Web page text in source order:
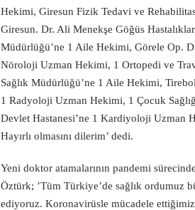
Hekimi, Giresun Fizik Tedavi ve
Giresun. Dr. Ali Menekşe Göğüs
Müdürlüğü’ne 1 Aile Hekimi, Görele Op.
Nöroloji Uzman Hekimi, 1 Ortopedi ve
Sağlık Müdürlüğü’ne 1 Aile Hekimi,
1 Radyoloji Uzman Hekimi, 1 Çocuk
Devlet Hastanesi’ne 1 Kardiyoloji Uzman
Hayırlı olmasını dilerim’ dedi.
Yeni doktor atamalarının pandemi
Öztürk; ’Tüm Türkiye’de sağlık ordumuz
ediyoruz. Koronavirüsle mücadele